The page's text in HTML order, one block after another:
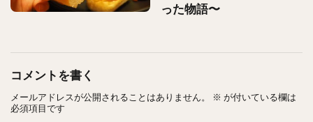
った物語〜
コメントを書く
メールアドレスが公開されることはありません。 ※ が付いている欄は
必須項目です